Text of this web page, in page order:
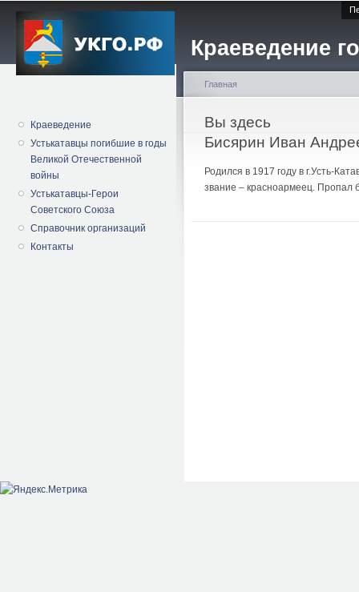
Краеведение
Краеведение
Устькатавцы погибшие в годы
Великой Отечественной
войны
Устькатавцы-Герои
Советского Союза
Справочник организаций
Контакты
Вы здесь
Главная
Бисярин Иван
Родился в 1917 году в г.Усть-
звание – красноармеец. Пропал